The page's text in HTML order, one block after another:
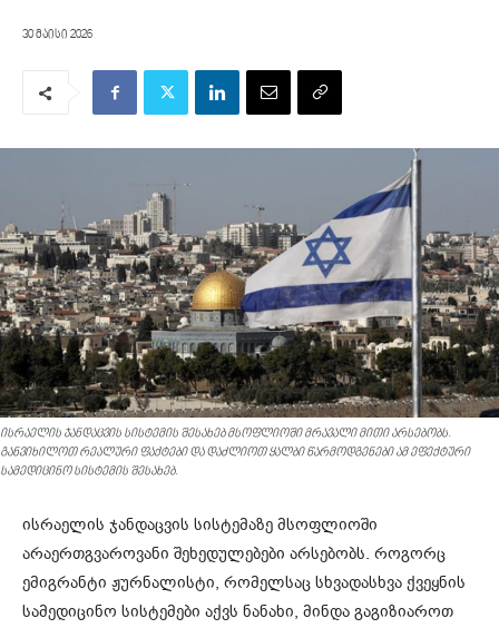
30 მაისი 2026
ისრაელის ჯანდაცვის სისტემის შესახებ მსოფლიოში მრავალი მითი არსებობს.
განვიხილოთ რეალური ფაქტები და დაძლიოთ ყალბი წარმოდგენები ამ ეფექტური
სამედიცინო სისტემის შესახებ.
ისრაელის ჯანდაცვის სისტემაზე მსოფლიოში
არაერთგვაროვანი შეხედულებები არსებობს. როგორც
ემიგრანტი ჟურნალისტი, რომელსაც სხვადასხვა ქვეყნის
სამედიცინო სისტემები აქვს ნანახი, მინდა გაგიზიაროთ